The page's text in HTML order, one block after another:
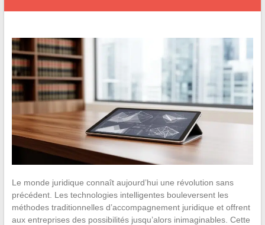
Le monde juridique connaît aujourd’hui une révolution sans
précédent. Les technologies intelligentes bouleversent les
méthodes traditionnelles d’accompagnement juridique et offrent
aux entreprises des possibilités jusqu’alors inimaginables. Cette